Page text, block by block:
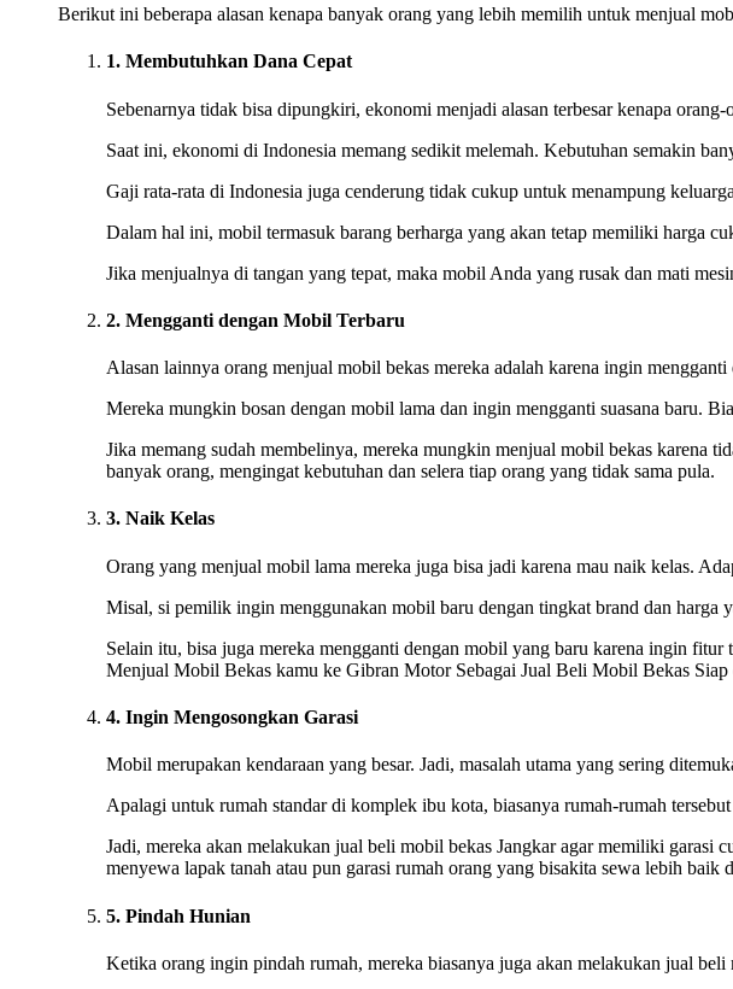
Berikut ini beberapa alasan kenapa banyak orang yang lebih memilih untuk menjual
1. Membutuhkan Dana Cepat
Sebenarnya tidak bisa dipungkiri, ekonomi menjadi alasan terbesar kenapa
Saat ini, ekonomi di Indonesia memang sedikit melemah. Kebutuhan semakin
Gaji rata-rata di Indonesia juga cenderung tidak cukup untuk menampung
Dalam hal ini, mobil termasuk barang berharga yang akan tetap memiliki harga
Jika menjualnya di tangan yang tepat, maka mobil Anda yang rusak dan mati
2. Mengganti dengan Mobil Terbaru
Alasan lainnya orang menjual mobil bekas mereka adalah karena ingin
Mereka mungkin bosan dengan mobil lama dan ingin mengganti suasana baru.
Jika memang sudah membelinya, mereka mungkin menjual mobil bekas karena
banyak orang, mengingat kebutuhan dan selera tiap orang yang tidak sama pula.
3. Naik Kelas
Orang yang menjual mobil lama mereka juga bisa jadi karena mau naik kelas.
Misal, si pemilik ingin menggunakan mobil baru dengan tingkat brand dan
Selain itu, bisa juga mereka mengganti dengan mobil yang baru karena ingin
Menjual Mobil Bekas kamu ke Gibran Motor Sebagai Jual Beli Mobil Bekas Siap
4. Ingin Mengosongkan Garasi
Mobil merupakan kendaraan yang besar. Jadi, masalah utama yang sering
Apalagi untuk rumah standar di komplek ibu kota, biasanya rumah-rumah
Jadi, mereka akan melakukan jual beli mobil bekas Jangkar agar memiliki
menyewa lapak tanah atau pun garasi rumah orang yang bisakita sewa lebih
5. Pindah Hunian
Ketika orang ingin pindah rumah, mereka biasanya juga akan melakukan jual